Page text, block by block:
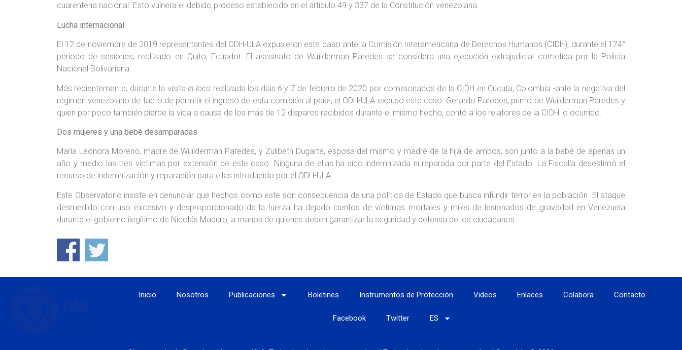
cuarentena nacional. Esto vulnera el debido proceso establecido en el artículo 49 y 337 de la Constitución venezolana.
Lucha internacional
El 12 de noviembre de 2019 representantes del ODH-ULA expusieron este caso ante la Comisión Interamericana de Derechos Humanos (CIDH), durante el 174°
período de sesiones, realizado en Quito, Ecuador. El asesinato de Wuilderman Paredes se considera una ejecución extrajudicial cometida por la Policía
Nacional Bolivariana.
Más recientemente, durante la visita in loco realizada los días 6 y 7 de febrero de 2020 por comisionados de la CIDH en Cúcuta, Colombia -ante la negativa del
régimen venezolano de facto de permitir el ingreso de esta comisión al país-, el ODH-ULA expuso este caso. Gerardo Paredes, primo de Wuilderman Paredes y
quien por poco también pierde la vida a causa de los más de 12 disparos recibidos durante el mismo hecho, contó a los relatores de la CIDH lo ocurrido.
Dos mujeres y una bebé desamparadas
María Leonora Moreno, madre de Wuilderman Paredes, y Zulibeth Dugarte, esposa del mismo y madre de la hija de ambos, son junto a la bebé de apenas un
año y medio las tres víctimas por extensión de este caso. Ninguna de ellas ha sido indemnizada ni reparada por parte del Estado. La Fiscalía desestimó el
recurso de indemnización y reparación para ellas introducido por el ODH-ULA.
Este Observatorio insiste en denunciar que hechos como este son consecuencia de una política de Estado que busca infundir terror en la población. El ataque
desmedido con uso excesivo y desproporcionado de la fuerza ha dejado cientos de víctimas mortales y miles de lesionados de gravedad en Venezuela
durante el gobierno ilegítimo de Nicolás Maduro, a manos de quienes deben garantizar la seguridad y defensa de los ciudadanos.
Inicio Nosotros Publicaciones Boletines Instrumentos de Protección Videos Enlaces Colabora Contacto
Facebook Twitter ES